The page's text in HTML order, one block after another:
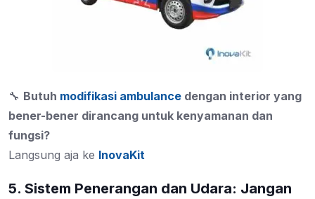
🔧 Butuh modifikasi ambulance dengan interior yang
bener-bener dirancang untuk kenyamanan dan
fungsi?
Langsung aja ke InovaKit
5. Sistem Penerangan dan Udara: Jangan